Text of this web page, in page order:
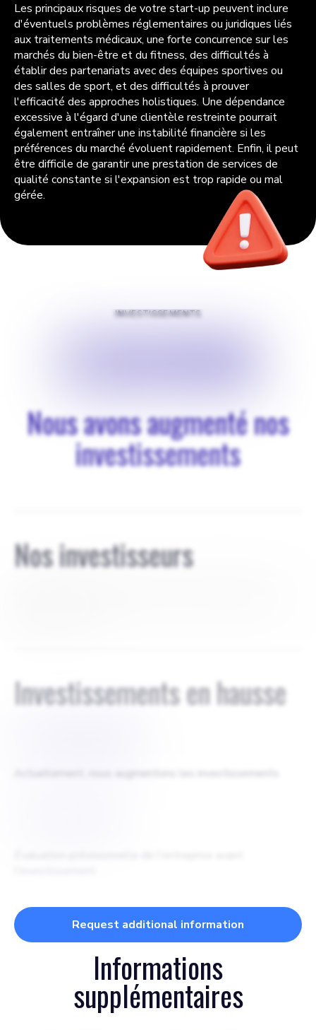
Les principaux risques de votre start-up peuvent inclure
d'éventuels problèmes réglementaires ou juridiques liés
aux traitements médicaux, une forte concurrence sur les
marchés du bien-être et du fitness, des difficultés à
établir des partenariats avec des équipes sportives ou
des salles de sport, et des difficultés à prouver
l'efficacité des approches holistiques. Une dépendance
excessive à l'égard d'une clientèle restreinte pourrait
également entraîner une instabilité financière si les
préférences du marché évoluent rapidement. Enfin, il peut
être difficile de garantir une prestation de services de
qualité constante si l'expansion est trop rapide ou mal
gérée.
INVESTISSEMENTS
Nous avons augmenté nos
investissements
Nos investisseurs
Investissements en hausse
Request additional information
Informations
supplémentaires